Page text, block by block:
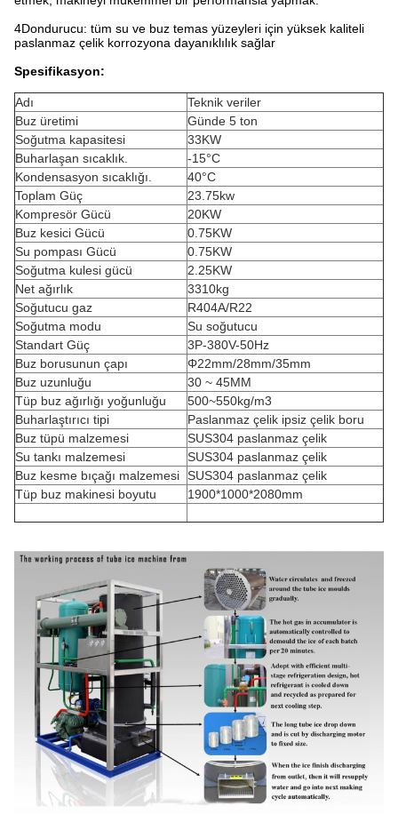
4Dondurucu: tüm su ve buz temas yüzeyleri için yüksek kaliteli
paslanmaz çelik korrozyona dayanıklılık sağlar
Spesifikasyon:
Adı
Teknik veriler
Buz üretimi
Günde 5 ton
Soğutma kapasitesi
33KW
Buharlaşan sıcaklık.
-15°C
Kondensasyon sıcaklığı.
40°C
Toplam Güç
23.75kw
Kompresör Gücü
20KW
Buz kesici Gücü
0.75KW
Su pompası Gücü
0.75KW
Soğutma kulesi gücü
2.25KW
Net ağırlık
3310kg
Soğutucu gaz
R404A/R22
Soğutma modu
Su soğutucu
Standart Güç
3P-380V-50Hz
Buz borusunun çapı
Φ22mm/28mm/35mm
Buz uzunluğu
30 ~ 45MM
Tüp buz ağırlığı yoğunluğu
500~550kg/m3
Buharlaştırıcı tipi
Paslanmaz çelik ipsiz çelik boru
Buz tüpü malzemesi
SUS304 paslanmaz çelik
Su tankı malzemesi
SUS304 paslanmaz çelik
Buz kesme bıçağı malzemesi SUS304 paslanmaz çelik
Tüp buz makinesi boyutu
1900*1000*2080mm